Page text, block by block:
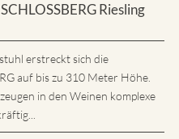
Riesling
erstreckt sich die
auf bis zu 310 Meter Höhe.
in den Weinen komplexe